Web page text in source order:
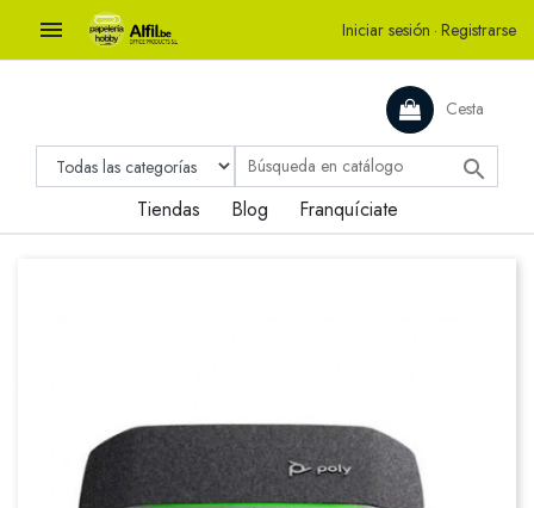
 Iniciar sesión · Registrarse
Cesta

Tiendas Blog Franquíciate